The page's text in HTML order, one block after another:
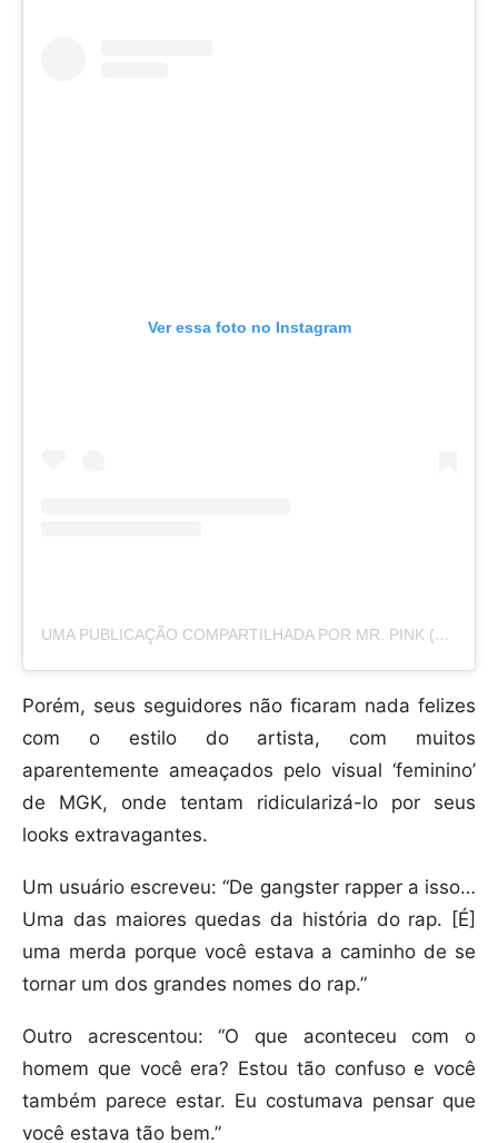
Ver essa foto no Instagram
UMA PUBLICAÇÃO COMPARTILHADA POR MR. PINK (@MACHINEGUNKELLY)
Porém, seus seguidores não ficaram nada felizes
com o estilo do artista, com muitos
aparentemente ameaçados pelo visual ‘feminino’
de MGK, onde tentam ridicularizá-lo por seus
looks extravagantes.
Um usuário escreveu: “De gangster rapper a isso…
Uma das maiores quedas da história do rap. [É]
uma merda porque você estava a caminho de se
tornar um dos grandes nomes do rap.”
Outro acrescentou: “O que aconteceu com o
homem que você era? Estou tão confuso e você
também parece estar. Eu costumava pensar que
você estava tão bem.”